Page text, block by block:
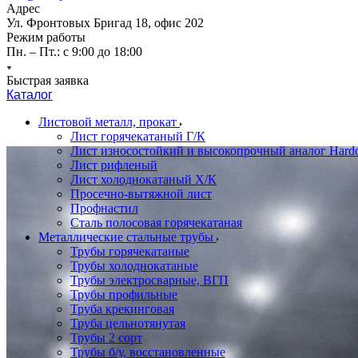
Адрес
Ул. Фронтовых Бригад 18, офис 202
Режим работы
Пн. – Пт.: с 9:00 до 18:00
Быстрая заявка
Каталог
Листовой металл, прокат
Лист горячекатаный Г/К
Лист износостойкий и высокопрочный аналог
Лист рифленый
Лист холоднокатаный Х/К
Просечно-вытяжной лист
Профнастил
Сталь полосовая горячекатаная
Металлические стальные трубы
Трубы горячекатаные
Трубы холоднокатаные
Трубы электросварные, ВГП
Трубы профильные
Труба крекинговая
Труба цельнотянутая
Трубы 2 сорт
Трубы б/у, восстановленные